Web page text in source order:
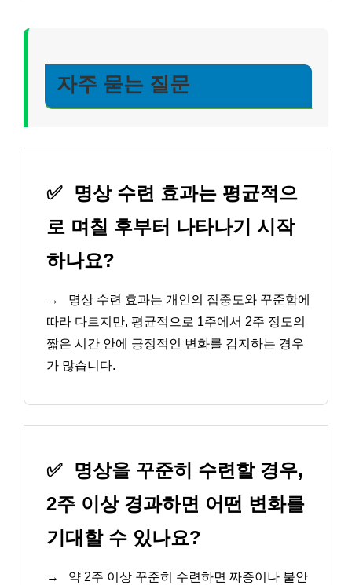
자주 묻는 질문
✅
명상 수련 효과는 평균적으
로 며칠 후부터 나타나기 시작
하나요?
→
명상 수련 효과는 개인의 집중도와 꾸준함에
따라 다르지만, 평균적으로 1주에서 2주 정도의
짧은 시간 안에 긍정적인 변화를 감지하는 경우
가 많습니다.
✅
명상을 꾸준히 수련할 경우,
2주 이상 경과하면 어떤 변화를
기대할 수 있나요?
→
약 2주 이상 꾸준히 수련하면 짜증이나 불안